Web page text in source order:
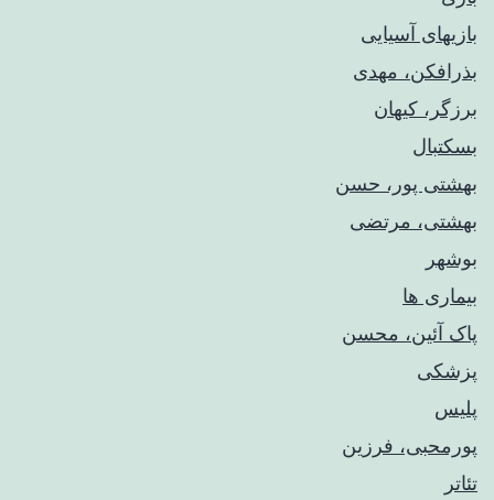
بازیهای آسیایی
بذرافکن، مهدی
برزگر، کیهان
بسکتبال
بهشتی پور، حسن
بهشتی، مرتضی
بوشهر
بیماری ها
پاک آئین، محسن
پزشکی
پلیس
پورمحبی، فرزین
تئاتر